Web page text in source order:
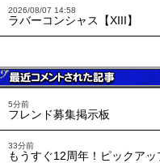
2026/08/07 14:58
ラバーコンシャス【XIII】
5分前
フレンド募集掲示板
33分前
もうすぐ12周年！ピックア